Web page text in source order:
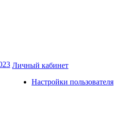
Личный кабинет
Настройки пользователя